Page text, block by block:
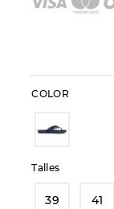
COLOR
Talles
39 41